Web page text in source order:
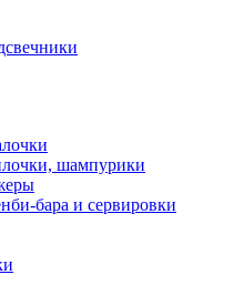
шампурики
бара и сервировки